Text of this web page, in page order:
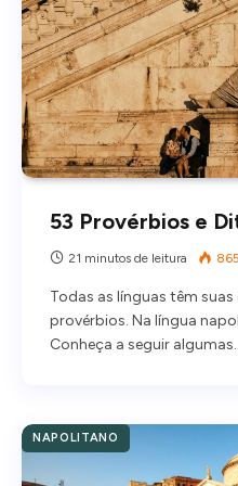
53 Provérbios e
21 minutos de leitura 865
Todas as línguas têm
provérbios. Na língua
Conheça a seguir
NAPOLITANO